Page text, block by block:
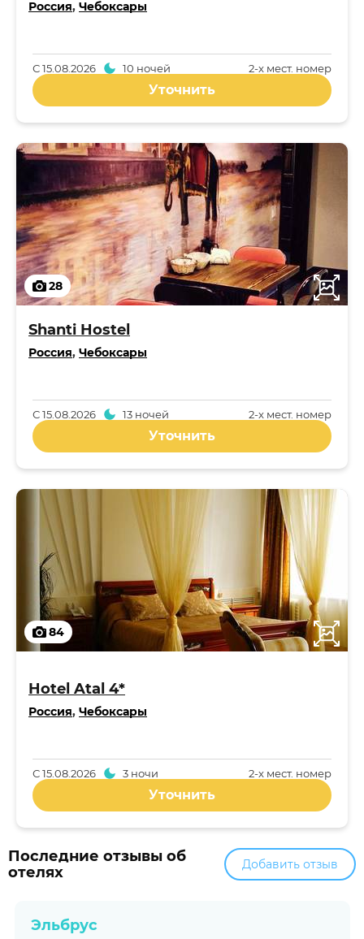
Россия, Чебоксары
2-x мест. номер
С15.08.2026 10 ночей
Уточнить
28
Shanti Hostel
Россия, Чебоксары
2-x мест. номер
С15.08.2026 13 ночей
Уточнить
84
Hotel Atal 4*
Россия, Чебоксары
2-x мест. номер
С15.08.2026 3 ночи
Уточнить
Последние отзывы об
отелях
Добавить отзыв
Эльбрус